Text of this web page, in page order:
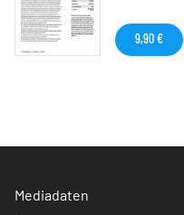
9,90 €
Mediadaten